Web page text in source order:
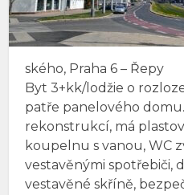
ského, Praha 6 – Řepy
Byt 3+kk/lodžie o
patře panelového
rekonstrukcí, má
koupelnu s vanou, WC
vestavěnými spotřebiči,
vestavěné skříně,